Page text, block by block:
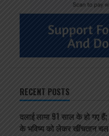
RECENT POSTS
दलाई लामा 91 साल के हो गए
के भविष्य को लेकर खींचतान चल